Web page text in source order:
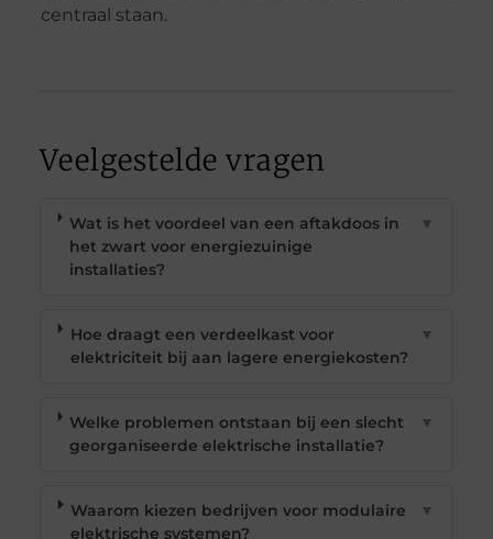
centraal staan.
Veelgestelde vragen
Wat is het voordeel van een aftakdoos in
het zwart voor energiezuinige
installaties?
▼
Hoe draagt een verdeelkast voor
elektriciteit bij aan lagere energiekosten?
▼
Welke problemen ontstaan bij een slecht
georganiseerde elektrische installatie?
▼
Waarom kiezen bedrijven voor modulaire
elektrische systemen?
▼